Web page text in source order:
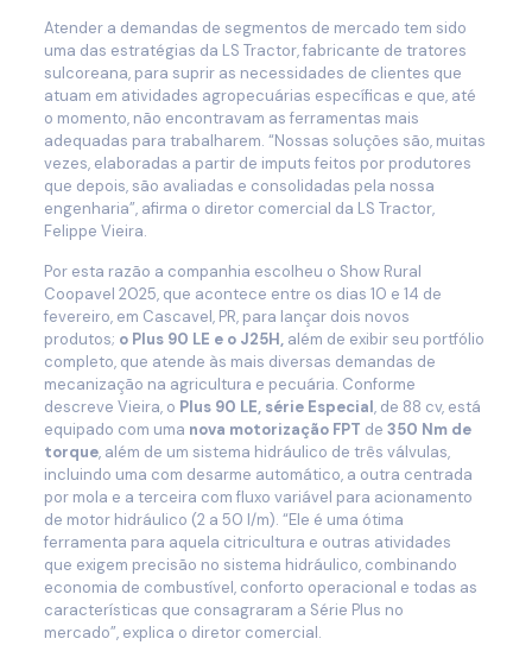
Atender a demandas de segmentos de mercado tem sido
uma das estratégias da LS Tractor, fabricante de tratores
sulcoreana, para suprir as necessidades de clientes que
atuam em atividades agropecuárias específicas e que, até
o momento, não encontravam as ferramentas mais
adequadas para trabalharem. “Nossas soluções são, muitas
vezes, elaboradas a partir de imputs feitos por produtores
que depois, são avaliadas e consolidadas pela nossa
engenharia”, afirma o diretor comercial da LS Tractor,
Felippe Vieira.
Por esta razão a companhia escolheu o Show Rural
Coopavel 2025, que acontece entre os dias 10 e 14 de
fevereiro, em Cascavel, PR, para lançar dois novos
produtos; o Plus 90 LE e o J25H, além de exibir seu portfólio
completo, que atende às mais diversas demandas de
mecanização na agricultura e pecuária. Conforme
descreve Vieira, o Plus 90 LE, série Especial, de 88 cv, está
equipado com uma nova motorização FPT de 350 Nm de
torque, além de um sistema hidráulico de três válvulas,
incluindo uma com desarme automático, a outra centrada
por mola e a terceira com fluxo variável para acionamento
de motor hidráulico (2 a 50 l/m). “Ele é uma ótima
ferramenta para aquela citricultura e outras atividades
que exigem precisão no sistema hidráulico, combinando
economia de combustível, conforto operacional e todas as
características que consagraram a Série Plus no
mercado”, explica o diretor comercial.